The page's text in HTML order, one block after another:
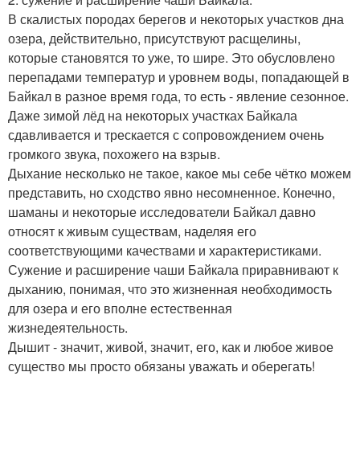
В скалистых породах берегов и некоторых участков дна
озера, действительно, присутствуют расщелины,
которые становятся то уже, то шире. Это обусловлено
перепадами температур и уровнем воды, попадающей в
Байкал в разное время года, то есть - явление сезонное.
Даже зимой лёд на некоторых участках Байкала
сдавливается и трескается с сопровождением очень
громкого звука, похожего на взрыв.
Дыхание несколько не такое, какое мы себе чётко можем
представить, но сходство явно несомненное. Конечно,
шаманы и некоторые исследователи Байкал давно
относят к живым существам, наделяя его
соответствующими качествами и характеристиками.
Сужение и расширение чаши Байкала приравнивают к
дыханию, понимая, что это жизненная необходимость
для озера и его вполне естественная
жизнедеятельность.
Дышит - значит, живой, значит, его, как и любое живое
существо мы просто обязаны уважать и оберегать!